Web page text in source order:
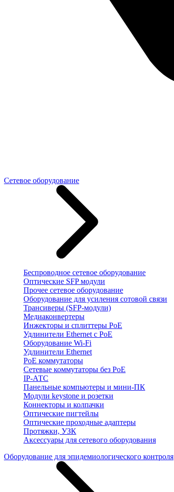
Сетевое оборудование
Беспроводное сетевое оборудование
Оптические SFP модули
Прочее сетевое оборудование
Оборудование для усиления сотовой связи
Трансиверы (SFP-модули)
Медиаконвертеры
Инжекторы и сплиттеры PoE
Удлинители Ethernet с PoE
Оборудование Wi-Fi
Удлинители Ethernet
PoE коммутаторы
Сетевые коммутаторы без PoE
IP-АТС
Панельные компьютеры и мини-ПК
Модули keystone и розетки
Коннекторы и колпачки
Оптические пигтейлы
Оптические проходные адаптеры
Протяжки, УЗК
Аксессуары для сетевого оборудования
Оборудование для эпидемиологического контроля